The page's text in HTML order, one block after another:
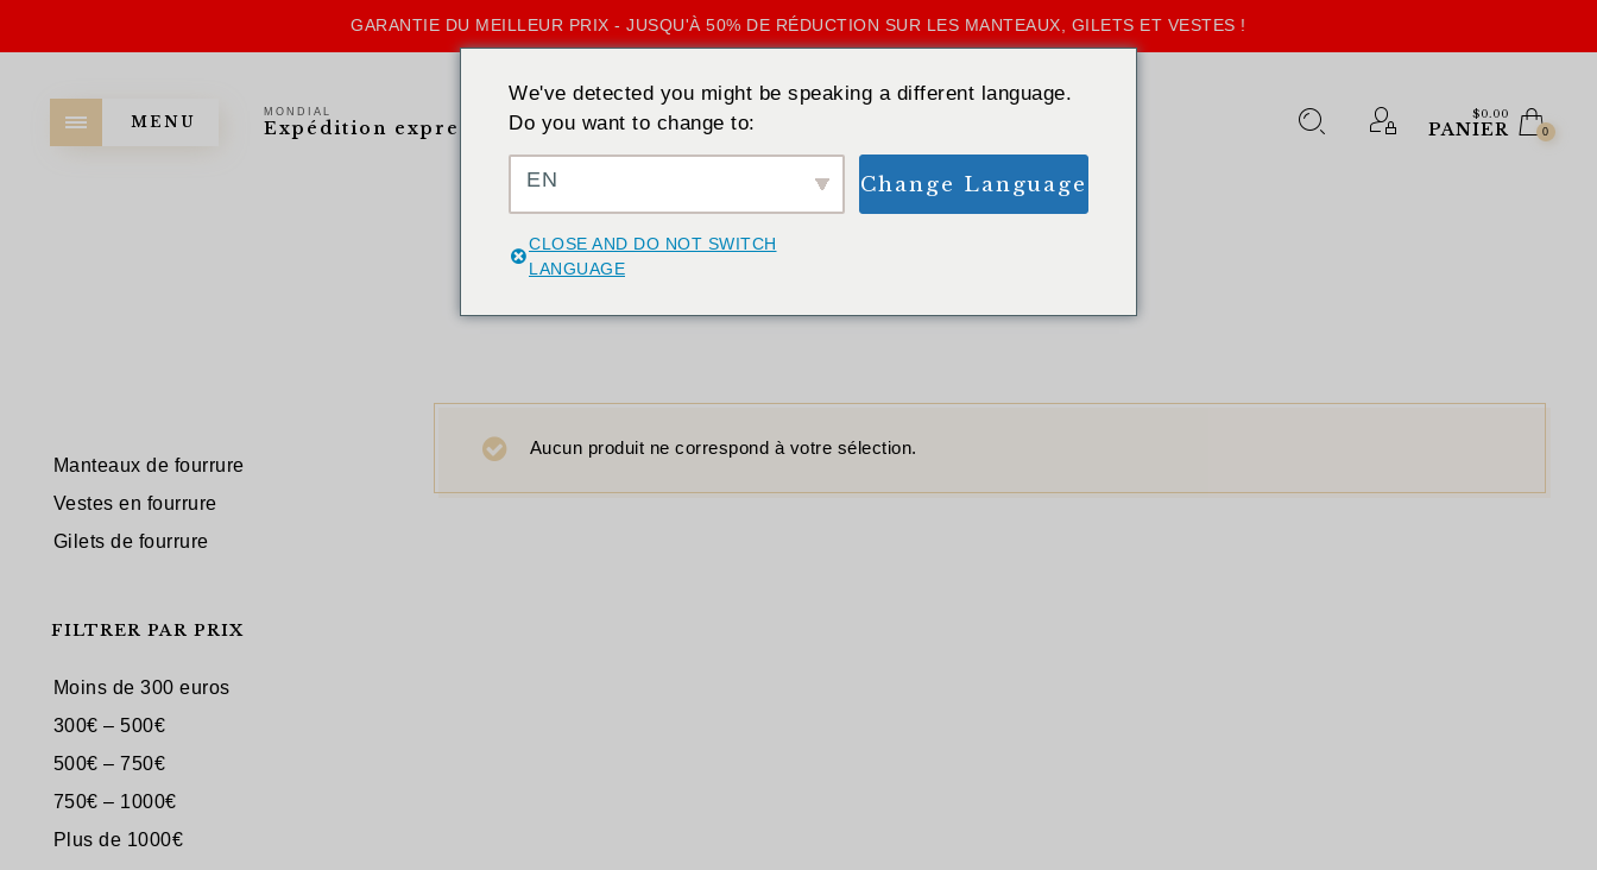
GARANTIE DU MEILLEUR PRIX - JUSQU'À 50% DE RÉDUCTION SUR LES MANTEAUX, GILETS ET VESTES !
MENU
MONDIAL
Expédition express
$0.00
PANIER 0
Fausse fourrure
Manteaux de fourrure
Vestes en fourrure
Gilets de fourrure
FILTRER PAR PRIX
Moins de 300 euros
300€ – 500€
500€ – 750€
750€ – 1000€
Plus de 1000€
Aucun produit ne correspond à votre sélection.
We've detected you might be speaking a different language.
Do you want to change to:
EN Change Language
CLOSE AND DO NOT SWITCH
LANGUAGE